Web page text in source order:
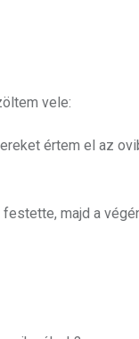
vele:
értem el az
majd a